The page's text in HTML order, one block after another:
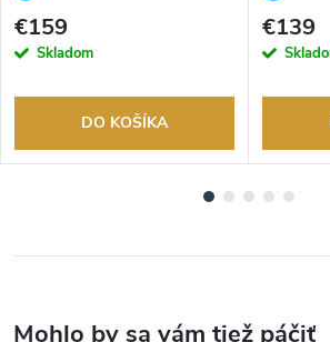
tovaru. Autorizovaný predajca.
€159
Skladom
DO KOŠÍKA
tovaru.
€139